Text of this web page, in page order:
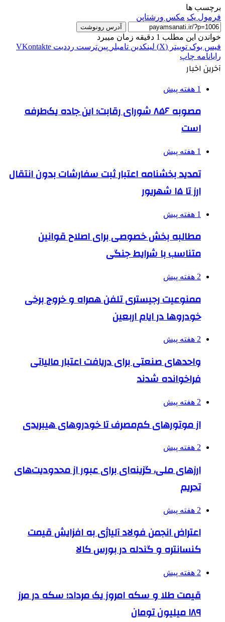
برچسب ها
فرمول یک مکس ورشتاپن
آدرس رونوشت
خواندن این مطلب 1 دقیقه زمان میبرد
فیس بوک توییتر (X) لینکدین ‫تامبلر ‫پین‌ترست ‫رددیت ‫VKontakte
رایانامه چاپ
آخرین اخبار
1 هفته پیش
مصوبه ۸۵۶ شورای رقابت؛ این جاده یک‌طرفه
است
1 هفته پیش
تمدید بخشنامه اعتبار ثبت سفارشات بدون انتقال
ارز تا ۱۵ شهریور
1 هفته پیش
مطالبه بخش خصوصی برای اصلاح قوانین
متناسب با شرایط جنگی
2 هفته پیش
ممنوعیت رجیستری تلفن همراه و خروج برخی
خودروها در ایام اربعین
2 هفته پیش
واحدهای صنعتی برای دریافت اعتبار مالیاتی
فراخوانده شدند
2 هفته پیش
از موتورهای کم‌مصرف تا خودروهای هیبریدی
2 هفته پیش
ارزهای ملی، گزینه‌ای برای عبور از محدودیت‌های
تحریم
2 هفته پیش
اعتراض انجمن فولاد آلیاژی به افزایش قیمت
کنسانتره و گندله در بورس کالا
2 هفته پیش
قیمت طلا و سکه امروز یک مرداد؛ سکه در مرز
۱۸۹ میلیون تومان